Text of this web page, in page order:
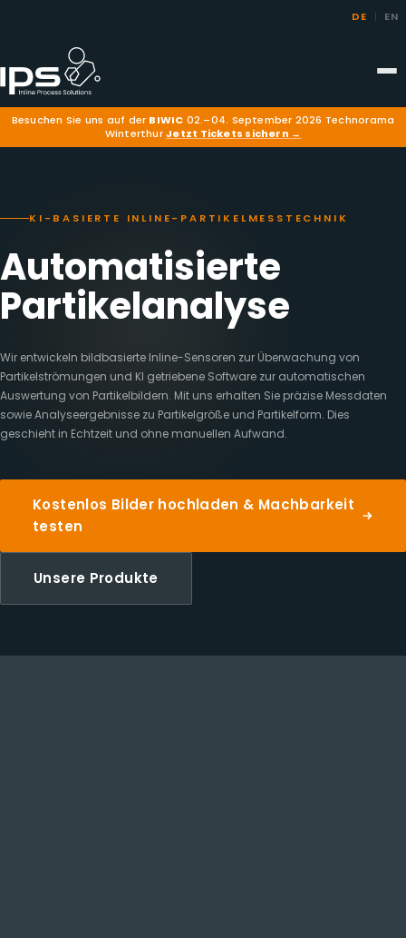
DE | EN
Besuchen Sie uns auf der BIWIC 02.–04. September 2026 Technorama
Winterthur Jetzt Tickets sichern →
KI-BASIERTE INLINE-PARTIKELMESSTECHNIK
Automatisierte
Partikelanalyse
Wir entwickeln bildbasierte Inline-Sensoren zur Überwachung von
Partikelströmungen und KI getriebene Software zur automatischen
Auswertung von Partikelbildern. Mit uns erhalten Sie präzise Messdaten
sowie Analyseergebnisse zu Partikelgröße und Partikelform. Dies
geschieht in Echtzeit und ohne manuellen Aufwand.
Kostenlos Bilder hochladen & Machbarkeit
testen
Unsere Produkte